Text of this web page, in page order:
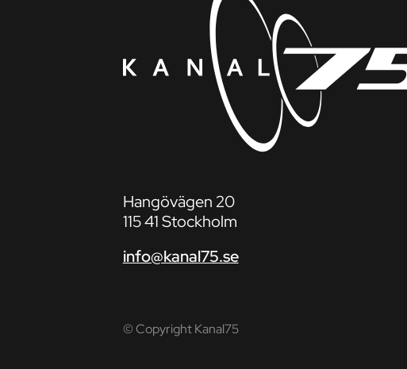
Hangövägen 20
115 41 Stockholm
info@kanal75.se
© Copyright Kanal75